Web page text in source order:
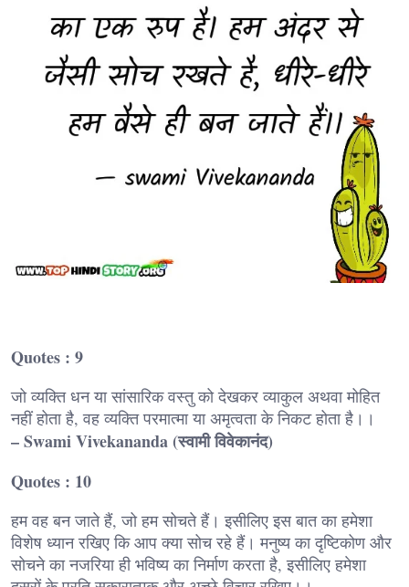
Quotes : 9
जो व्यक्ति धन या सांसारिक वस्तु को देखकर व्याकुल अथवा मोहित
नहीं होता है, वह व्यक्ति परमात्मा या अमृत्वता के निकट होता है।।
– Swami Vivekananda (स्वामी विवेकानंद)
Quotes : 10
हम वह बन जाते हैं, जो हम सोचते हैं। इसीलिए इस बात का हमेशा
विशेष ध्यान रखिए कि आप क्या सोच रहे हैं। मनुष्य का दृष्टिकोण और
सोचने का नजरिया ही भविष्य का निर्माण करता है, इसीलिए हमेशा